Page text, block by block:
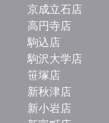
京成立石店
高円寺店
駒込店
駒沢大学店
笹塚店
新秋津店
新小岩店